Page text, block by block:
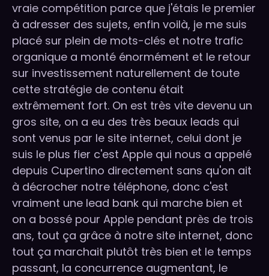
vraie compétition parce que j'étais le premier
à adresser des sujets, enfin voilà, je me suis
placé sur plein de mots-clés et notre trafic
organique a monté énormément et le retour
sur investissement naturellement de toute
cette stratégie de contenu était
extrêmement fort. On est très vite devenu un
gros site, on a eu des très beaux leads qui
sont venus par le site internet, celui dont je
suis le plus fier c'est Apple qui nous a appelé
depuis Cupertino directement sans qu'on ait
à décrocher notre téléphone, donc c'est
vraiment une lead bank qui marche bien et
on a bossé pour Apple pendant près de trois
ans, tout ça grâce à notre site internet, donc
tout ça marchait plutôt très bien et le temps
passant, la concurrence augmentant, le